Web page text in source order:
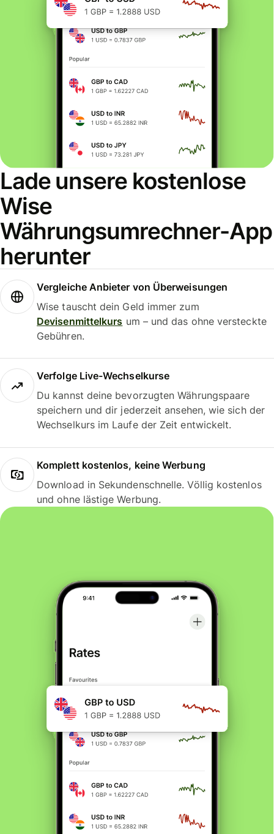
Lade unsere kostenlose
Wise
Währungsumrechner-App
herunter
Vergleiche Anbieter von Überweisungen
Wise tauscht dein Geld immer zum
Devisenmittelkurs um – und das ohne versteckte
Gebühren.
Verfolge Live-Wechselkurse
Du kannst deine bevorzugten Währungspaare
speichern und dir jederzeit ansehen, wie sich der
Wechselkurs im Laufe der Zeit entwickelt.
Komplett kostenlos, keine Werbung
Download in Sekundenschnelle. Völlig kostenlos
und ohne lästige Werbung.